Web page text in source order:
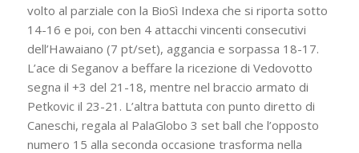
volto al parziale con la BioSì Indexa che si riporta sotto
14-16 e poi, con ben 4 attacchi vincenti consecutivi
dell’Hawaiano (7 pt/set), aggancia e sorpassa 18-17.
L’ace di Seganov a beffare la ricezione di Vedovotto
segna il +3 del 21-18, mentre nel braccio armato di
Petkovic il 23-21. L’altra battuta con punto diretto di
Caneschi, regala al PalaGlobo 3 set ball che l’opposto
numero 15 alla seconda occasione trasforma nella